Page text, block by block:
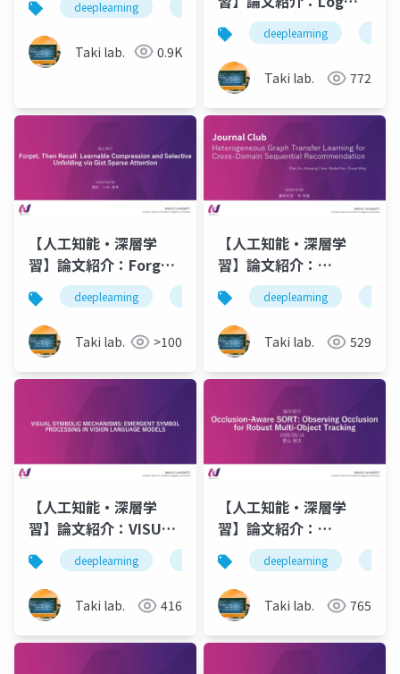
Language-Action)モ
デルについてのまとめ
【SayCAN, RT-1, RT-
Policy, π0】
deeplearning 論文紹介 深層学習
Taki lab. 0.9K
Linear Attention
deeplearning
Taki lab. 772
【人工知能・深層学
習】論文紹介：Forget,
Then Recall:
Learnable
Compression and
Selective Unfolding
via Gist Sparse
deeplearning 論文紹介 深層学習
Taki lab. >100
【人工知能・深層学
習】論文紹介：
Heterogeneous
Graph Transfer
Learning for Cross-
Domain Sequential
Recommendation
deeplearning
Taki lab. 529
【人工知能・深層学
習】論文紹介：VISUAL
SYMBOLIC
MECHANISMS:
EMERGENT SYMBOL
PROCESSING IN
VISION LANGUAGE
deeplearning 論文紹介 深層学習
Taki lab. 416
【人工知能・深層学
習】論文紹介：
Occlusion-Aware
SORT: Observing
Occlusion for Robust
Multi-Object
Tracking
deeplearning
Taki lab. 765